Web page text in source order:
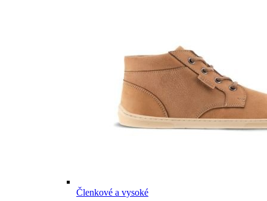
Členkové a vysoké